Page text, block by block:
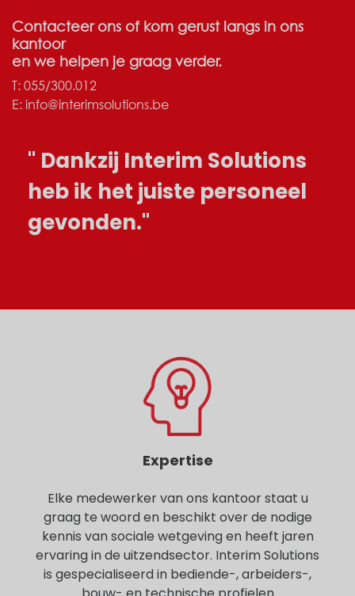
Contacteer ons of kom gerust langs in ons
kantoor
en we helpen je graag verder.
T:055/300.012
E:info@interimsolutions.be
Dankzij Interim Solutions
heb ik het juiste personeel
gevonden.
Expertise
Elke medewerker van ons kantoor staat u
graag te woord en beschikt over de nodige
kennis van sociale wetgeving en heeft jaren
ervaring in de uitzendsector. Interim Solutions
is gespecialiseerd in bediende-, arbeiders-,